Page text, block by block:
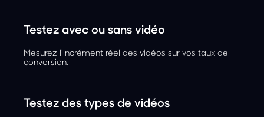
Testez avec ou sans vidéo
Mesurez l'incrément réel des vidéos sur vos taux de
conversion.
Testez des types de vidéos